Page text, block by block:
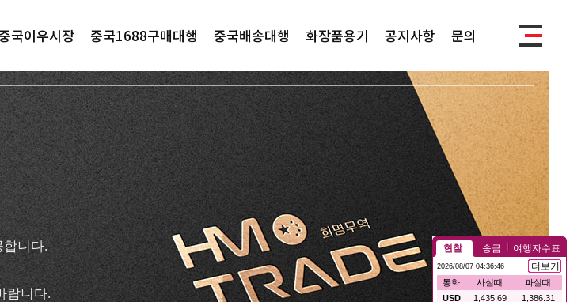
중국이우시장 중국1688구매대행 중국배송대행 화장품용기 공지사항 문의
합니다.
랍니다.